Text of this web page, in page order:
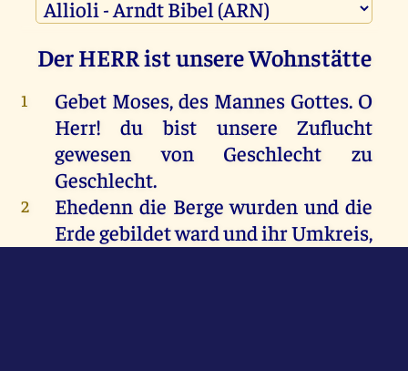
amMorgenblühtesundsprosstauf,
am Abend wird esabgemähtund
Denn wir vergehen durch deinen
Zorn,und durch deinen Grimm
werdenwirweggeschreckt.
8 Du hast unsereUngerechtigkeiten
vordichgestellt,unserverborgenes
Der HERR ist unsere Wohnstätte
1
Gebet Moses, des Mannes Gottes. O
Herr! du bist unsere Zuflucht
gewesen von Geschlecht zu
Geschlecht.
2
Ehedenn die Berge wurden und die
Erde gebildet ward und ihr Umkreis,